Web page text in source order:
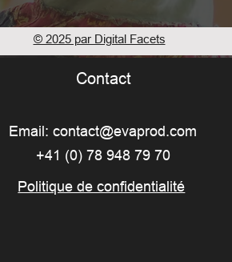
© 2025 par Digital Facets
Contact
Email:contact@evaprod.com
+41 (0) 78 948 79 70
Politique de confidentialité